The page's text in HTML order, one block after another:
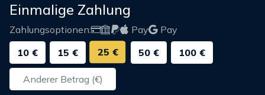
Einmalige Zahlung
Zahlungsoptionen: Pay
Pay
10 €
15 € 25 € 50 € 100 €